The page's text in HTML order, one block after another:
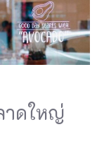
าดใหญ่